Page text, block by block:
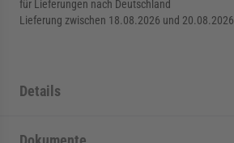
für Lieferungen nach Deutschland
Lieferung zwischen 18.08.2026 und 20.08.2026
Details